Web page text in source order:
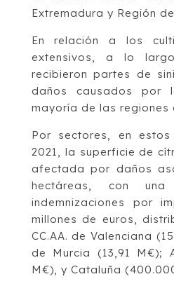
Extremadura y Región
En relación a los
extensivos, a lo
recibieron partes de
daños causados por
mayoría de las regiones
Por sectores, en
2021, la superficie de
afectada por daños
hectáreas, con
indemnizaciones por
millones de euros,
CC.AA. de Valenciana
de Murcia (13,91 M€);
M€), y Cataluña